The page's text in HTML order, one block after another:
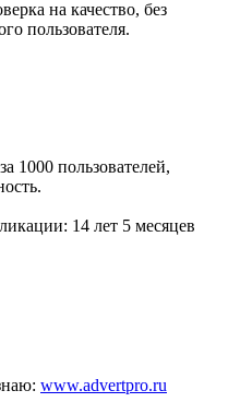
на качество, без
пользователя.
1000 пользователей,
14 лет 5 месяцев
www.advertpro.ru